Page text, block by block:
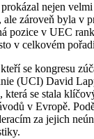
nejen
zároveň byla v
pozice v UEC
v celkovém
se kongresu
(UCI) David
se stala
v Evropě.
za jejich